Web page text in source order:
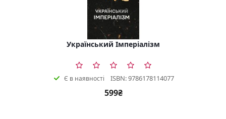
Український Імперіалізм
Є в наявності ISBN: 9786178114077
599₴